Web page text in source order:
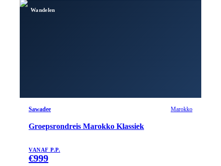
Wandelen
Sawadee Marokko
Groepsrondreis Marokko Klassiek
VANAF P.P.
€999